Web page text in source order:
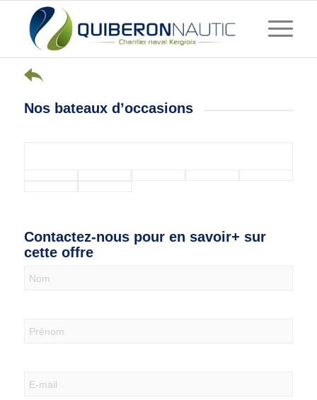
Nos bateaux d’occasions
Contactez-nous pour en savoir+ sur
cette offre
Nous